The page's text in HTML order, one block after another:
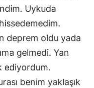
Uykuda
deprem oldu yada
gelmedi. Yan
ediyordum.
benim yaklaşık